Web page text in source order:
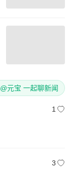
@元宝 一起聊新闻
1
3